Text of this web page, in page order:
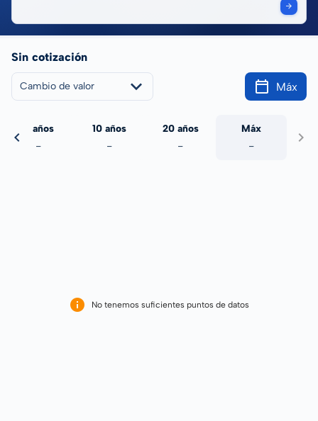
Sin cotización
Cambio de valor Máx
5 años
-
10 años
-
20 años
-
Máx
-
No tenemos suficientes puntos de datos